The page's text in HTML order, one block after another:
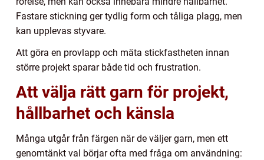
Fastare stickning ger tydlig form och tåliga plagg, men
kan upplevas styvare.
Att göra en provlapp och mäta stickfastheten innan
större projekt sparar både tid och frustration.
Att välja rätt garn för projekt,
hållbarhet och känsla
Många utgår från färgen när de väljer garn, men ett
genomtänkt val börjar ofta med fråga om användning: